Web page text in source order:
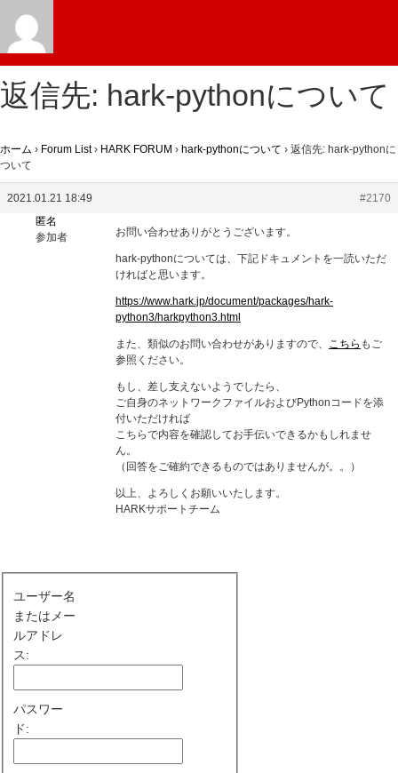
返信先: hark-pythonについて
ホーム › Forum List › HARK FORUM › hark-pythonについて › 返信先: hark-pythonに
ついて
2021.01.21 18:49
#2170
匿名
参加者
お問い合わせありがとうございます。
hark-pythonについては、下記ドキュメントを一読いただ
ければと思います。
https://www.hark.jp/document/packages/hark-
python3/harkpython3.html
また、類似のお問い合わせがありますので、 こちら もご
参照ください。
もし、差し支えないようでしたら、
ご自身のネットワークファイルおよびPythonコードを添
付いただければ
こちらで内容を確認してお手伝いできるかもしれませ
ん。
（回答をご確約できるものではありませんが。。）
以上、よろしくお願いいたします。
HARKサポートチーム
ユーザー名
またはメー
ルアドレ
ス:
パスワー
ド: